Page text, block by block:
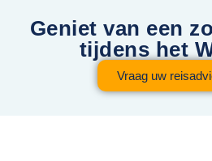
Geniet van een
tijdens het
Vraag uw